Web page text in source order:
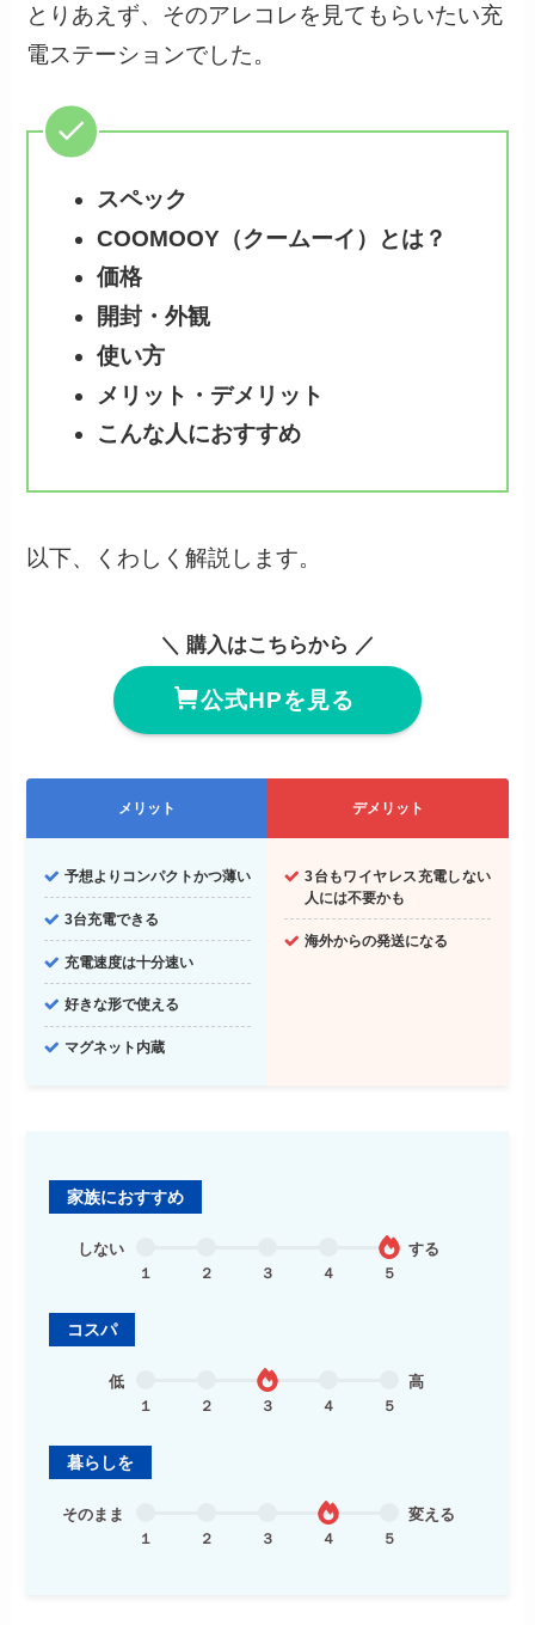
とりあえず、そのアレコレを見てもらいたい充
電ステーションでした。
スペック
COOMOOY（クームーイ）とは？
価格
開封・外観
使い方
メリット・デメリット
こんな人におすすめ
以下、くわしく解説します。
＼ 購入はこちらから ／
公式HPを見る
メリット デメリット
予想よりコンパクトかつ薄い
3台充電できる
充電速度は十分速い
好きな形で使える
マグネット内蔵
3台もワイヤレス充電しない
人には不要かも
海外からの発送になる
家族におすすめ
しない
１ ２ ３ ４ ５
する
コスパ
低
１ ２ ３ ４ ５
高
暮らしを
そのまま
１ ２ ３ ４ ５
変える